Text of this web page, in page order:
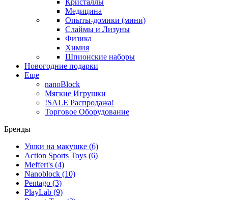
Кристаллы
Медицина
Опыты-домики (мини)
Слаймы и Лизуны
Физика
Химия
Шпионские наборы
Новогодние подарки
Еще
nanoBlock
Мягкие Игрушки
!SALE Распродажа!
Торговое Оборудование
Бренды
Ушки на макушке (6)
Action Sports Toys (6)
Meffert's (4)
Nanoblock (10)
Pentago (3)
PlayLab (9)